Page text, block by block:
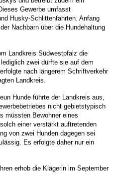
Gewerbe umfasst
Husky-Schlittenfahrten. Anfang
Nachbarn über die Hundehaltung
Landkreis Südwestpfalz die
zwei dürfte sie auf dem
nach längerem Schriftverkehr
Landkreis.
Hunde führte der Landkreis aus,
nicht gebietstypisch
müssten Bewohner eines
einer verstärkt auftretenden
von zwei Hunden dagegen sei
Es erfolgte daher nur ein
erhob die Klägerin im September